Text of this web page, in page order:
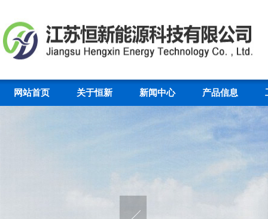
网站首页 关于恒新 新闻中心 产品信息